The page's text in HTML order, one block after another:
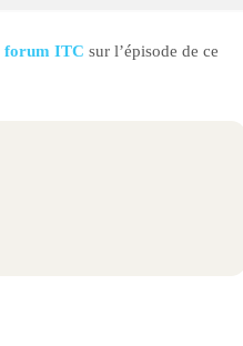
forum ITC sur l’épisode de ce